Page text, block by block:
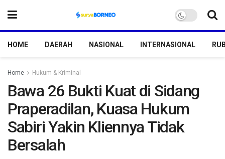
HOME DAERAH NASIONAL INTERNASIONAL
Home Hukum & Kriminal
Bawa 26 Bukti Kuat di Sidang
Praperadilan, Kuasa Hukum
Sabiri Yakin Kliennya Tidak
Bersalah